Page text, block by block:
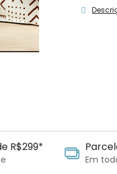
R$299*
Em